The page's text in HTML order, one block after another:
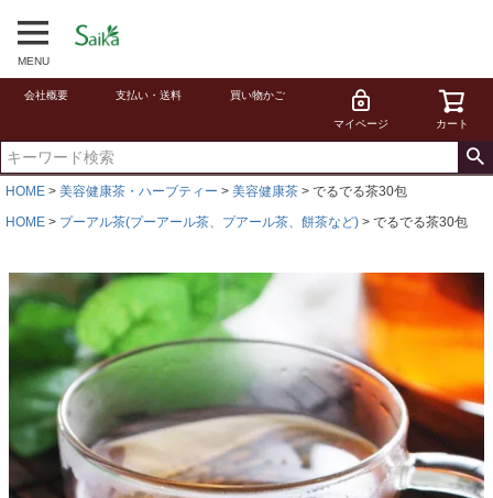
MENU
会社概要 支払い・送料 買い物かご
マイページ カート
HOME 美容健康茶・ハーブティー 美容健康茶
でるでる茶30包
HOME
プーアル茶(プーアール茶、プアール茶、餅茶など) でるでる茶30包